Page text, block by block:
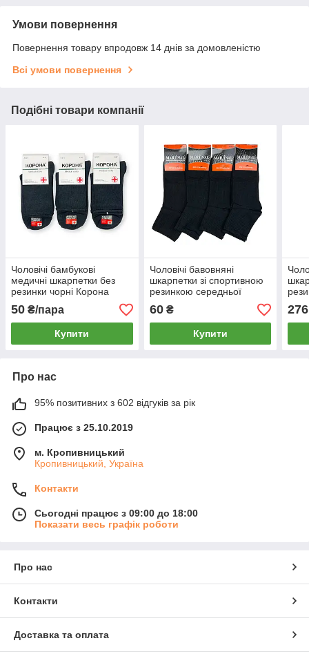
Умови повернення
Повернення товару впродовж 14 днів за домовленістю
Всі умови повернення
Подібні товари компанії
Чоловічі бамбукові
медичні шкарпетки без
резинки чорні Корона
50 ₴/пара
Купити
Чоловічі бавовняні
шкарпетки зі спортивною
резинкою середньої
висоти (чорні) Marjinal
Туреччина
60₴
Купити
276
Про нас
95% позитивних з 602 відгуків за рік
Працює з 25.10.2019
м. Кропивницький
Кропивницький, Україна
Контакти
Сьогодні працює з 09:00 до 18:00
Показати весь графік роботи
Про нас
Контакти
Доставка та оплата